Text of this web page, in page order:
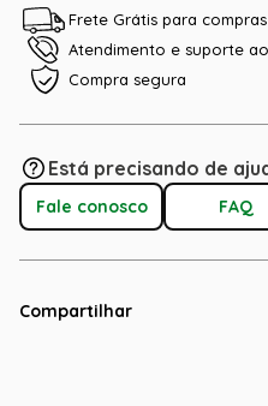
Frete Grátis para
Atendimento e suporte
Compra segura
Está precisando de
Fale conosco FAQ
Compartilhar